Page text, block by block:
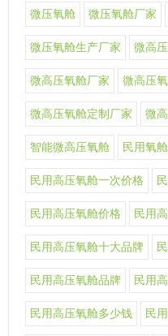
微压氧舱 微压氧舱厂家
微压氧舱生产厂家 微高
微高压氧舱厂家 微高压
微高压氧舱定制厂家 微
智能微高压氧舱 民用氧
民用高压氧舱一次价格
民用高压氧舱价格 民用
民用高压氧舱十大品牌
民用高压氧舱品牌 民用
民用高压氧舱多少钱 民